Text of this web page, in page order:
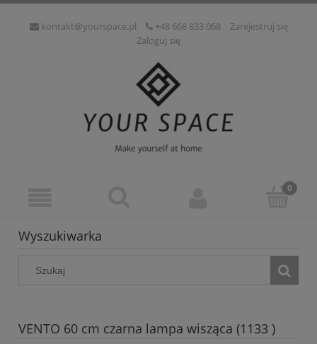
kontakt@yourspace.pl +48 668 833 068
Zarejestruj się
Zaloguj się
Wyszukiwarka
VENTO 60 cm czarna lampa wisząca (1133 )